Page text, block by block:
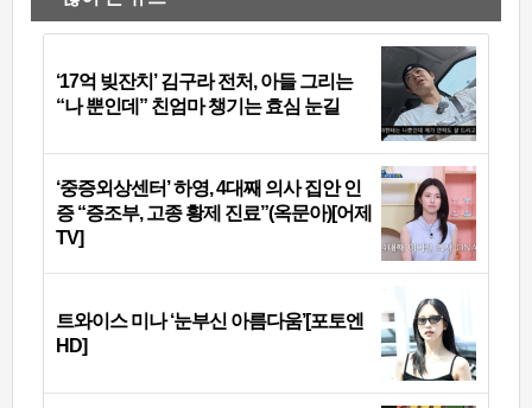
‘17억 빚잔치’ 김구라 전처, 아들 그리는
“나 뿐인데” 친엄마 챙기는 효심 눈길
‘중증외상센터’ 하영, 4대째 의사 집안 인
증 “증조부, 고종 황제 진료”(옥문아)[어제
TV]
트와이스 미나 ‘눈부신 아름다움’[포토엔
HD]